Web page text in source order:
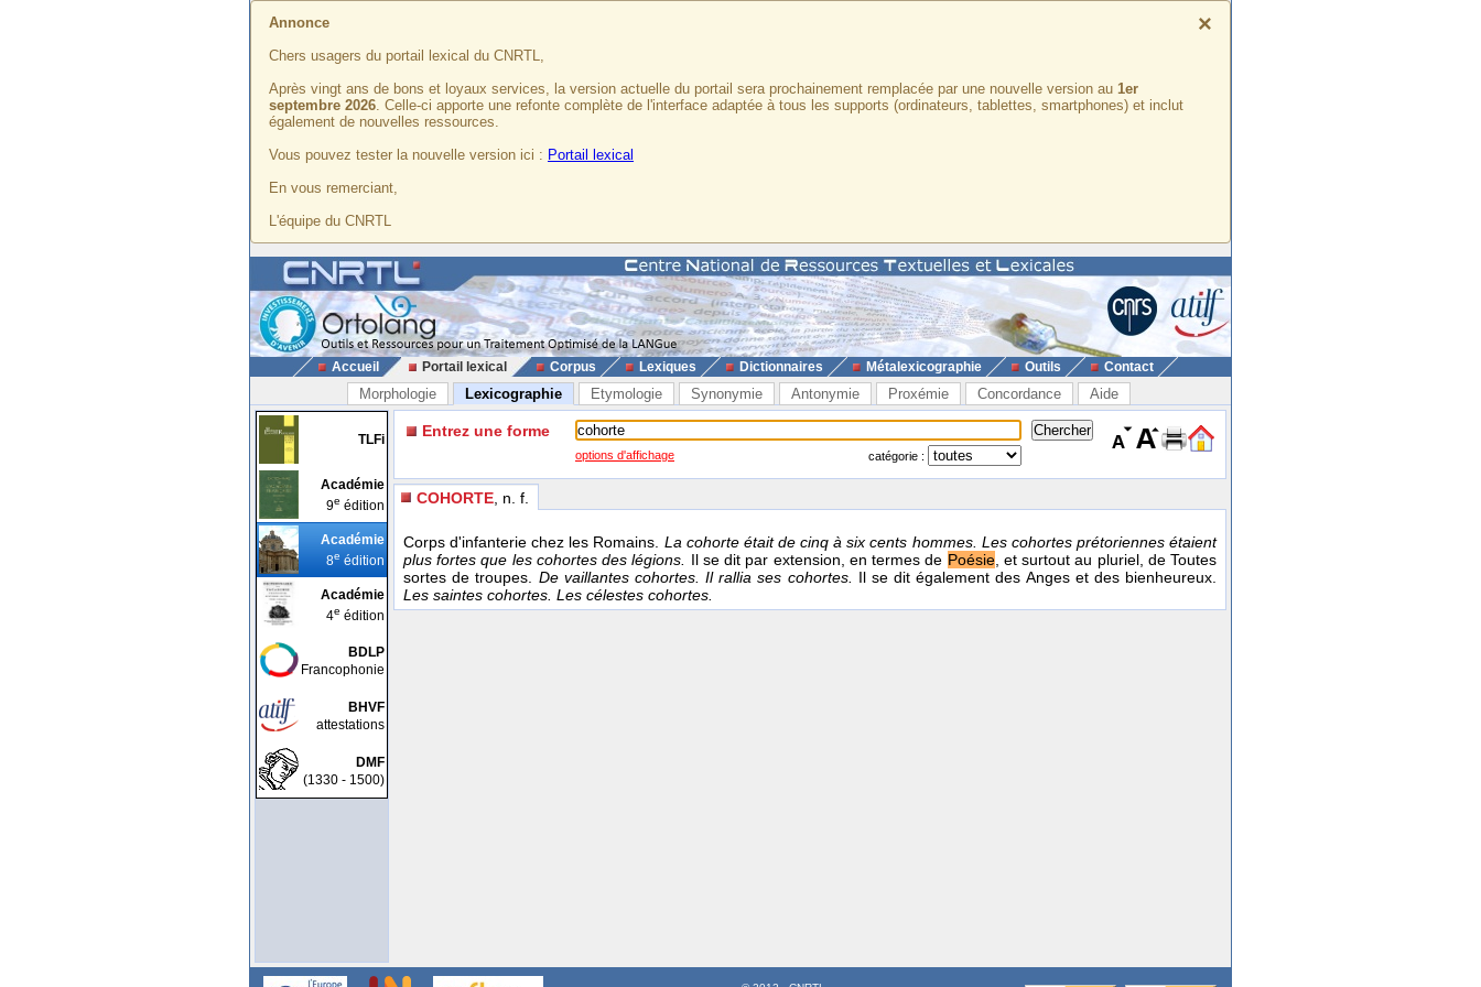
×
Annonce
Chers usagers du portail lexical du CNRTL,
Après vingt ans de bons et loyaux services, la version actuelle du portail sera prochainement remplacée par une nouvelle version au 1er
septembre 2026. Celle-ci apporte une refonte complète de l'interface adaptée à tous les supports (ordinateurs, tablettes, smartphones) et inclut
également de nouvelles ressources.
Vous pouvez tester la nouvelle version ici : Portail lexical
En vous remerciant,
L'équipe du CNRTL
Accueil Portail lexical Corpus Lexiques Dictionnaires Métalexicographie Outils Contact
Morphologie Lexicographie Etymologie Synonymie Antonymie Proxémie Concordance Aide
TLFi
Académie
9e édition
Académie
8e édition
Académie
4e édition
BDLP
Francophonie
BHVF
attestations
DMF
(1330 - 1500)
Entrez une forme
options d'affichage catégorie :
COHORTE , n. f.
Corps d'infanterie chez les Romains. La cohorte était de cinq à six cents hommes. Les cohortes prétoriennes étaient
plus fortes que les cohortes des légions. Il se dit par extension, en termes de Poésie, et surtout au pluriel, de Toutes
sortes de troupes. De vaillantes cohortes. Il rallia ses cohortes. Il se dit également des Anges et des bienheureux.
Les saintes cohortes. Les célestes cohortes.